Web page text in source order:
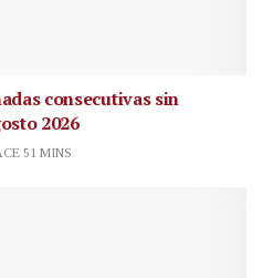
consecutivas sin
2026
51 MINS